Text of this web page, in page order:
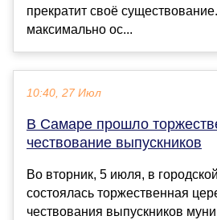
прекратит своё сущес
максимально ос...
10:40, 27 Июл
В Самаре прошло
чествование выпускников
Во вторник, 5 июля, в
состоялась торжественная
чествования выпускников